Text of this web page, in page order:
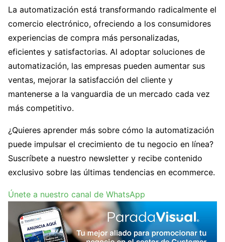
La automatización está transformando radicalmente el
comercio electrónico, ofreciendo a los consumidores
experiencias de compra más personalizadas,
eficientes y satisfactorias. Al adoptar soluciones de
automatización, las empresas pueden aumentar sus
ventas, mejorar la satisfacción del cliente y
mantenerse a la vanguardia de un mercado cada vez
más competitivo.
¿Quieres aprender más sobre cómo la automatización
puede impulsar el crecimiento de tu negocio en línea?
Suscríbete a nuestro newsletter y recibe contenido
exclusivo sobre las últimas tendencias en ecommerce.
Únete a nuestro canal de WhatsApp